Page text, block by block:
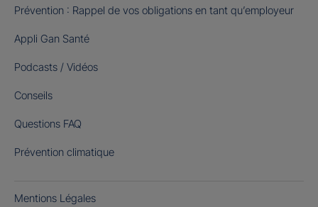
Prévention : Rappel de vos obligations en tant qu’employeur
Appli Gan Santé
Podcasts / Vidéos
Conseils
Questions FAQ
Prévention climatique
Mentions Légales